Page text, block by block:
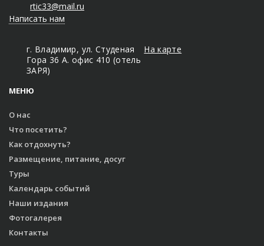
rtic33@mail.ru
Написать нам
г. Владимир, ул. Студеная
Гора 36 А. офис 410 (отель
ЗАРЯ)
На карте
МЕНЮ
О нас
Что посетить?
Как отдохнуть?
Размещение, питание, досуг
Туры
Календарь событий
Наши издания
Фотогалерея
Контакты